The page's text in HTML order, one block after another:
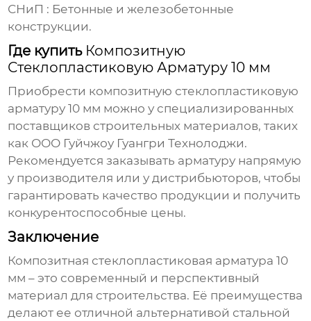
СНиП : Бетонные и железобетонные
конструкции.
Где купить Композитную
Стеклопластиковую Арматуру 10 мм
Приобрести композитную стеклопластиковую
арматуру 10 мм можно у специализированных
поставщиков строительных материалов, таких
как ООО Гуйчжоу Гуангри Технолоджи.
Рекомендуется заказывать арматуру напрямую
у производителя или у дистрибьюторов, чтобы
гарантировать качество продукции и получить
конкурентоспособные цены.
Заключение
Композитная стеклопластиковая арматура 10
мм – это современный и перспективный
материал для строительства. Её преимущества
делают ее отличной альтернативой стальной